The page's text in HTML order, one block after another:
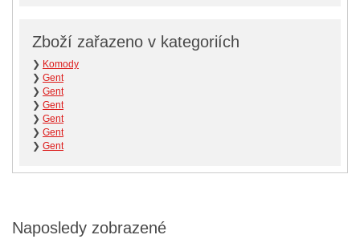
Zboží zařazeno v kategoriích
❯ Komody
❯ Gent
❯ Gent
❯ Gent
❯ Gent
❯ Gent
❯ Gent
Naposledy zobrazené